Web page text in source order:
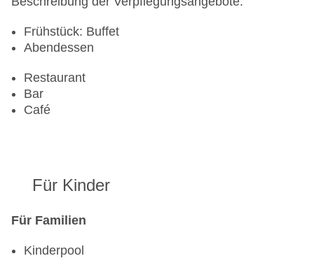
Frühstück: Buffet
Abendessen
Restaurant
Bar
Café
Für Kinder
Für Familien
Kinderpool